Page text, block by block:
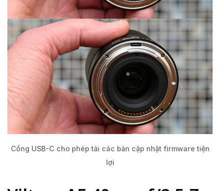
Cổng USB-C cho phép tải các bản cập nhật firmware tiện
lợi